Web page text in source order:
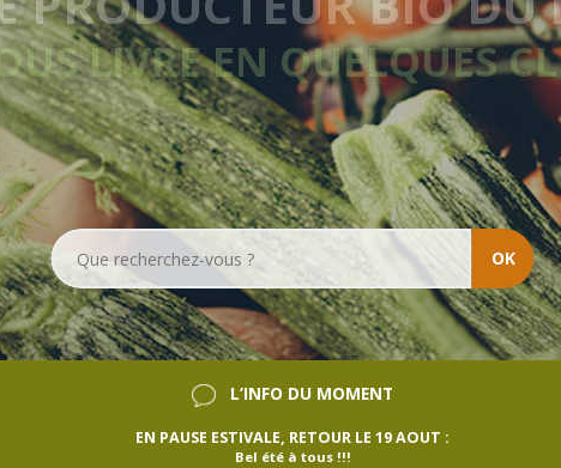
LIVRAISON
SANS ENGAGEMENT
OK
L’INFO DU MOMENT
EN PAUSE ESTIVALE, RETOUR LE 19 AOUT :
Bel été à tous !!!